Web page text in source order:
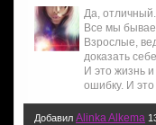
Да, отличный.
Все мы
Взрослые,
доказать
И это жизнь и
ошибку. И это
Добавил Alinka Alkema